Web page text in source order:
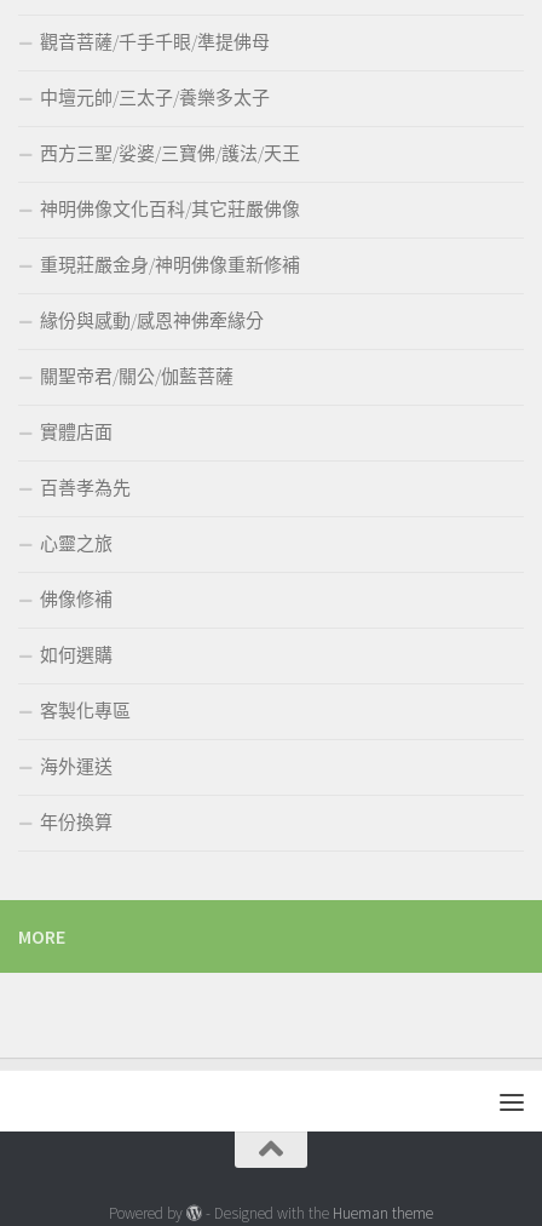
觀音菩薩/千手千眼/準提佛母
中壇元帥/三太子/養樂多太子
西方三聖/娑婆/三寶佛/護法/天王
神明佛像文化百科/其它莊嚴佛像
重現莊嚴金身/神明佛像重新修補
緣份與感動/感恩神佛牽緣分
關聖帝君/關公/伽藍菩薩
實體店面
百善孝為先
心靈之旅
佛像修補
如何選購
客製化專區
海外運送
年份換算
MORE
Powered by - Designed with the Hueman theme